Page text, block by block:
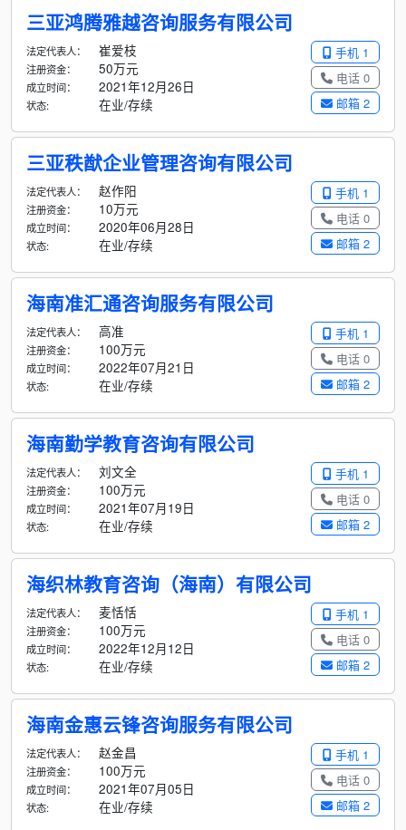
三亚鸿腾雅越咨询服务有限公司
手机 1
电话 0
邮箱 2
法定代表人： 崔爱枝
注册资金： 50万元
成立时间： 2021年12月26日
状态: 在业/存续
三亚秩猷企业管理咨询有限公司
手机 1
电话 0
邮箱 2
法定代表人： 赵作阳
注册资金： 10万元
成立时间： 2020年06月28日
状态: 在业/存续
海南准汇通咨询服务有限公司
手机 1
电话 0
邮箱 2
法定代表人： 高准
注册资金： 100万元
成立时间： 2022年07月21日
状态: 在业/存续
海南勤学教育咨询有限公司
手机 1
电话 0
邮箱 2
法定代表人： 刘文全
注册资金： 100万元
成立时间： 2021年07月19日
状态: 在业/存续
海织林教育咨询（海南）有限公司
手机 1
电话 0
邮箱 2
法定代表人： 麦恬恬
注册资金： 100万元
成立时间： 2022年12月12日
状态: 在业/存续
海南金惠云锋咨询服务有限公司
手机 1
电话 0
邮箱 2
法定代表人： 赵金昌
注册资金： 100万元
成立时间： 2021年07月05日
状态: 在业/存续